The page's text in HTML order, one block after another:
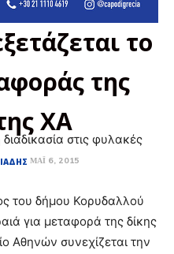
το
της
ΧΑ
ΜΆΙ 6, 2015
στις φυλακές
του δήμου Κορυδαλλού
για μεταφορά της δίκης
Αθηνών συνεχίζεται την